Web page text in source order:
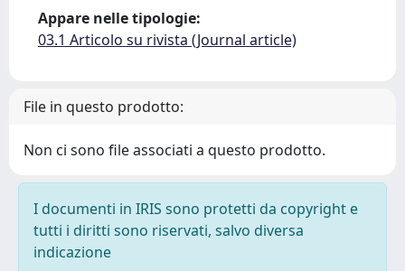
Appare nelle tipologie:
03.1 Articolo su rivista (Journal article)
File in questo prodotto:
Non ci sono file associati a questo prodotto.
I documenti in IRIS sono protetti da copyright e
tutti i diritti sono riservati, salvo diversa
indicazione